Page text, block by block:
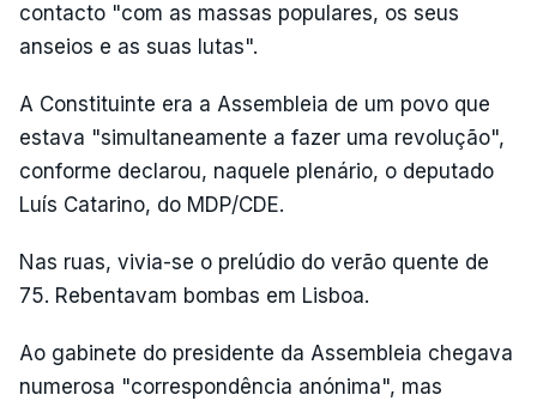
contacto "com as massas populares, os seus
anseios e as suas lutas".
A Constituinte era a Assembleia de um povo que
estava "simultaneamente a fazer uma revolução",
conforme declarou, naquele plenário, o deputado
Luís Catarino, do MDP/CDE.
Nas ruas, vivia-se o prelúdio do verão quente de
75. Rebentavam bombas em Lisboa.
Ao gabinete do presidente da Assembleia chegava
numerosa "correspondência anónima", mas